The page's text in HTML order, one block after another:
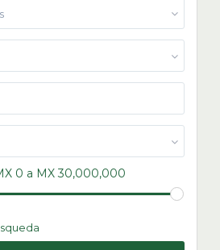
0 a MX 30,000,000